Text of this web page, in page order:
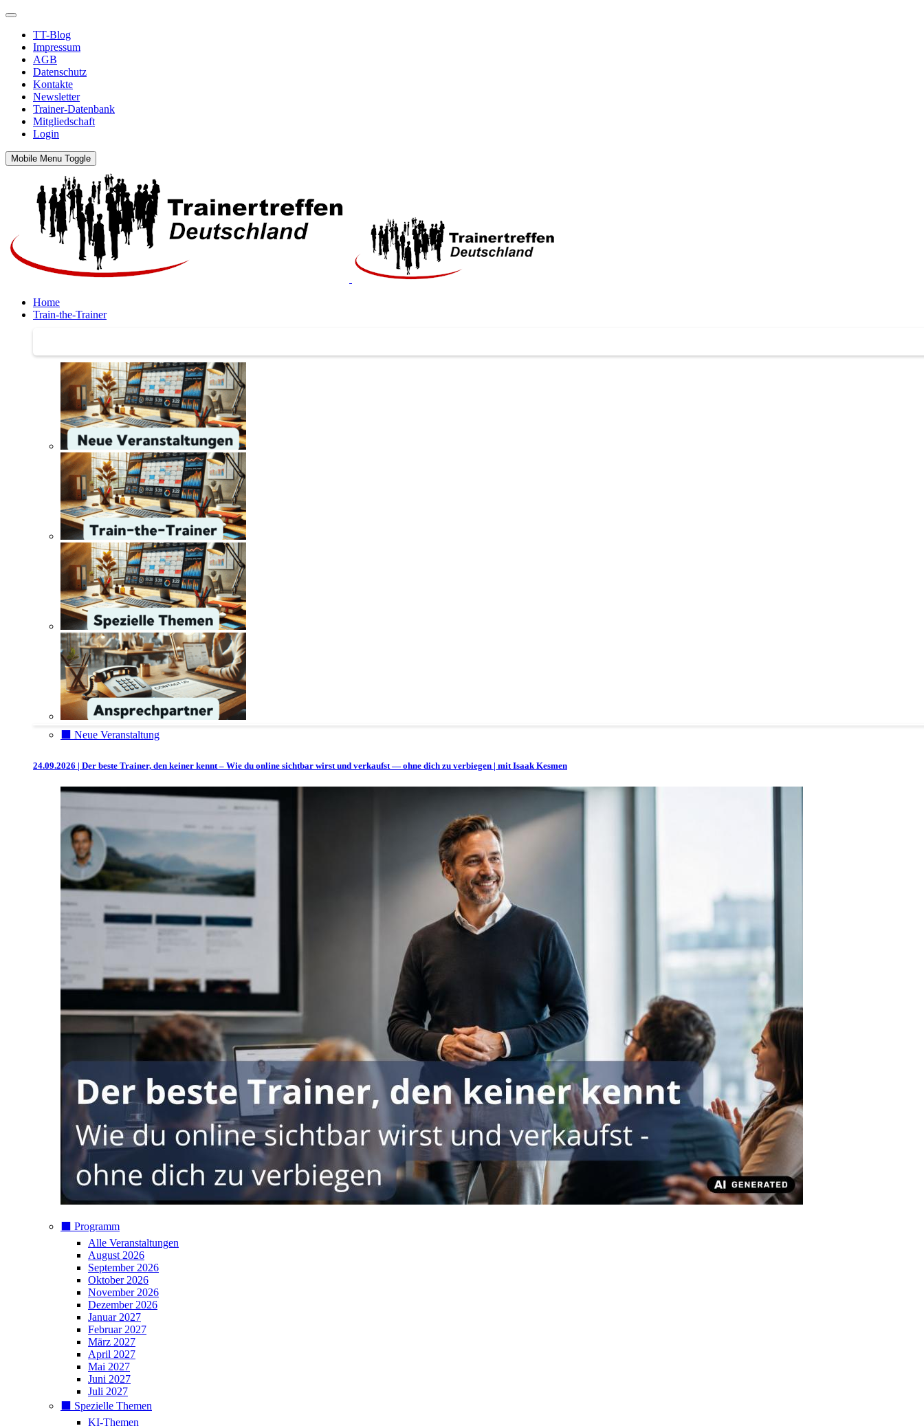
TT-Blog
Impressum
AGB
Datenschutz
Kontakte
Newsletter
Trainer-Datenbank
Mitgliedschaft
Login
Mobile Menu Toggle
Home
Train-the-Trainer
⬛️ Neue Veranstaltung
24.09.2026 | Der beste Trainer, den keiner kennt – Wie du online sichtbar wirst und verkaufst — ohne dich zu verbiegen | mit Isaak Kesmen
⬛️ Programm
Alle Veranstaltungen
August 2026
September 2026
Oktober 2026
November 2026
Dezember 2026
Januar 2027
Februar 2027
März 2027
April 2027
Mai 2027
Juni 2027
Juli 2027
⬛️ Spezielle Themen
KI-Themen